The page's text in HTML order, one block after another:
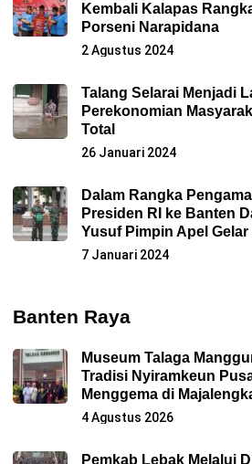
Kembali Kalapas
Porseni Narapidana
2 Agustus 2024
Talang Selarai Menjadi
Perekonomian
Total
26 Januari 2024
Dalam Rangka
Presiden RI ke Banten
Yusuf Pimpin Apel
7 Januari 2024
Banten Raya
Museum Talaga
Tradisi Nyiramkeun
Menggema di
4 Agustus 2026
Pemkab Lebak Melalui